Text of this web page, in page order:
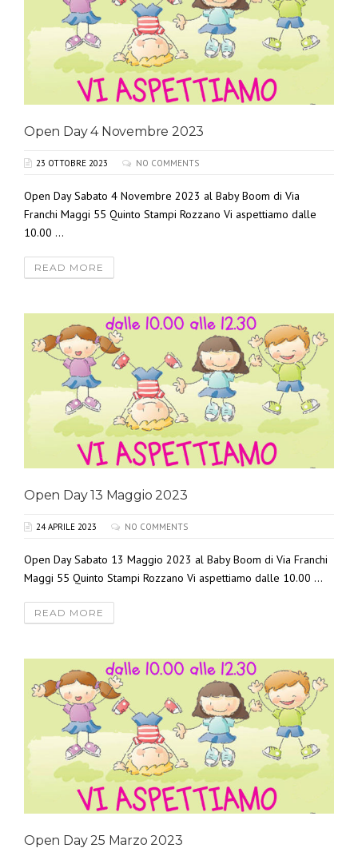
Open Day 4 Novembre 2023
23 OTTOBRE 2023 NO COMMENTS
Open Day Sabato 4 Novembre 2023 al Baby Boom di Via
Franchi Maggi 55 Quinto Stampi Rozzano Vi aspettiamo dalle
10.00 ...
READ MORE
Open Day 13 Maggio 2023
24 APRILE 2023 NO COMMENTS
Open Day Sabato 13 Maggio 2023 al Baby Boom di Via Franchi
Maggi 55 Quinto Stampi Rozzano Vi aspettiamo dalle 10.00 ...
READ MORE
Open Day 25 Marzo 2023